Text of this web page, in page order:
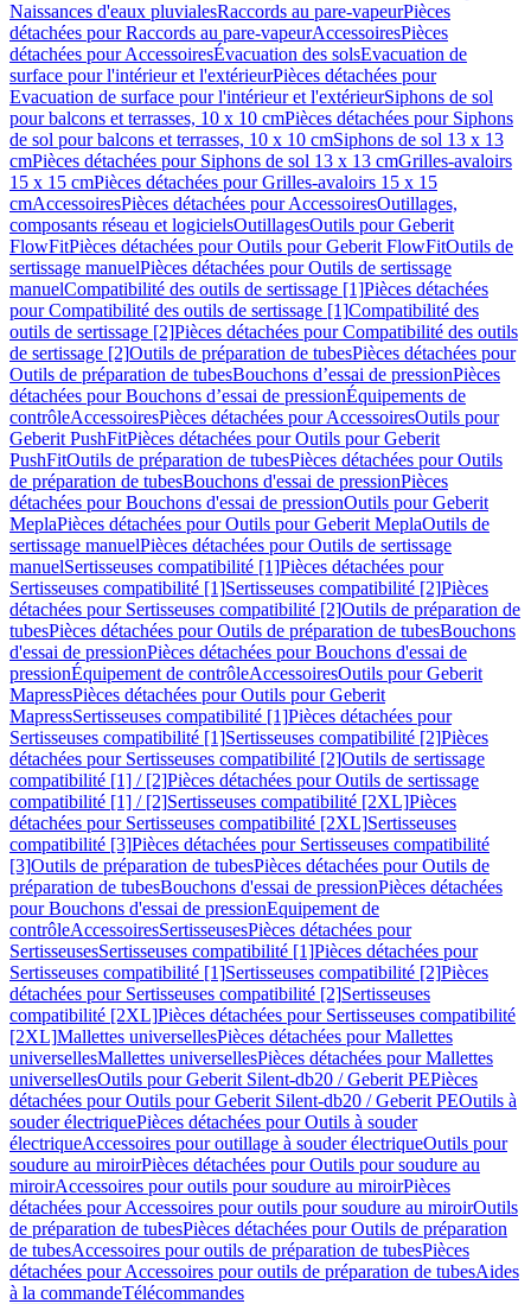
Naissances d'eaux pluvialesRaccords au pare-vapeurPièces
détachées pour Raccords au pare-vapeurAccessoiresPièces
détachées pour AccessoiresÉvacuation des solsEvacuation de
surface pour l'intérieur et l'extérieurPièces détachées pour
Evacuation de surface pour l'intérieur et l'extérieurSiphons de sol
pour balcons et terrasses, 10 x 10 cmPièces détachées pour Siphons
de sol pour balcons et terrasses, 10 x 10 cmSiphons de sol 13 x 13
cmPièces détachées pour Siphons de sol 13 x 13 cmGrilles-avaloirs
15 x 15 cmPièces détachées pour Grilles-avaloirs 15 x 15
cmAccessoiresPièces détachées pour AccessoiresOutillages,
composants réseau et logicielsOutillagesOutils pour Geberit
FlowFitPièces détachées pour Outils pour Geberit FlowFitOutils de
sertissage manuelPièces détachées pour Outils de sertissage
manuelCompatibilité des outils de sertissage [1]Pièces détachées
pour Compatibilité des outils de sertissage [1]Compatibilité des
outils de sertissage [2]Pièces détachées pour Compatibilité des outils
de sertissage [2]Outils de préparation de tubesPièces détachées pour
Outils de préparation de tubesBouchons d’essai de pressionPièces
détachées pour Bouchons d’essai de pressionÉquipements de
contrôleAccessoiresPièces détachées pour AccessoiresOutils pour
Geberit PushFitPièces détachées pour Outils pour Geberit
PushFitOutils de préparation de tubesPièces détachées pour Outils
de préparation de tubesBouchons d'essai de pressionPièces
détachées pour Bouchons d'essai de pressionOutils pour Geberit
MeplaPièces détachées pour Outils pour Geberit MeplaOutils de
sertissage manuelPièces détachées pour Outils de sertissage
manuelSertisseuses compatibilité [1]Pièces détachées pour
Sertisseuses compatibilité [1]Sertisseuses compatibilité [2]Pièces
détachées pour Sertisseuses compatibilité [2]Outils de préparation de
tubesPièces détachées pour Outils de préparation de tubesBouchons
d'essai de pressionPièces détachées pour Bouchons d'essai de
pressionÉquipement de contrôleAccessoiresOutils pour Geberit
MapressPièces détachées pour Outils pour Geberit
MapressSertisseuses compatibilité [1]Pièces détachées pour
Sertisseuses compatibilité [1]Sertisseuses compatibilité [2]Pièces
détachées pour Sertisseuses compatibilité [2]Outils de sertissage
compatibilité [1] / [2]Pièces détachées pour Outils de sertissage
compatibilité [1] / [2]Sertisseuses compatibilité [2XL]Pièces
détachées pour Sertisseuses compatibilité [2XL]Sertisseuses
compatibilité [3]Pièces détachées pour Sertisseuses compatibilité
[3]Outils de préparation de tubesPièces détachées pour Outils de
préparation de tubesBouchons d'essai de pressionPièces détachées
pour Bouchons d'essai de pressionEquipement de
contrôleAccessoiresSertisseusesPièces détachées pour
SertisseusesSertisseuses compatibilité [1]Pièces détachées pour
Sertisseuses compatibilité [1]Sertisseuses compatibilité [2]Pièces
détachées pour Sertisseuses compatibilité [2]Sertisseuses
compatibilité [2XL]Pièces détachées pour Sertisseuses compatibilité
[2XL]Mallettes universellesPièces détachées pour Mallettes
universellesMallettes universellesPièces détachées pour Mallettes
universellesOutils pour Geberit Silent-db20 / Geberit PEPièces
détachées pour Outils pour Geberit Silent-db20 / Geberit PEOutils à
souder électriquePièces détachées pour Outils à souder
électriqueAccessoires pour outillage à souder électriqueOutils pour
soudure au miroirPièces détachées pour Outils pour soudure au
miroirAccessoires pour outils pour soudure au miroirPièces
détachées pour Accessoires pour outils pour soudure au miroirOutils
de préparation de tubesPièces détachées pour Outils de préparation
de tubesAccessoires pour outils de préparation de tubesPièces
détachées pour Accessoires pour outils de préparation de tubesAides
à la commandeTélécommandes